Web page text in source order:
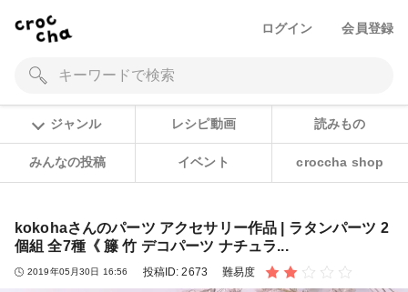
ログイン 会員登録
ジャンル レシピ動画 読みもの
みんなの投稿 イベント croccha shop
kokohaさんのパーツ アクセサリー作品 | ラタンパーツ 2
個組 全7種《 籐 竹 デコパーツ ナチュラ...
2019年05月30日 16:56 投稿ID:2673 難易度